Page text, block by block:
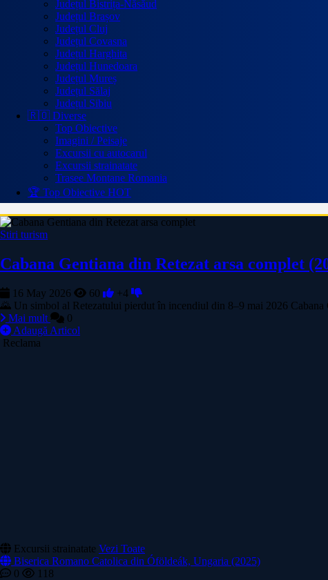
Județul Bistrița-Năsăud
Județul Brașov
Județul Cluj
Județul Covasna
Județul Harghita
Județul Hunedoara
Județul Mureș
Județul Sălaj
Județul Sibiu
🇷🇴 Diverse
Top Obiective
Imagini / Peisaje
Excursii cu autocarul
Excursii strainatate
Trasee Montane Romania
🏆 Top Obiective HOT
Stiri turism
Cabana Gentiana din Retezat arsa complet
16 May 2026 60
+4
🌄 Un simbol al Retezatului pierdut în incendiul din 8–9 mai 2026
Mai mult
0
Adaugă Articol
Reclama
Excursii strainatate Vezi Toate
Biserica Romano Catolica din Óföldeák, Ungaria (2025)
0
118